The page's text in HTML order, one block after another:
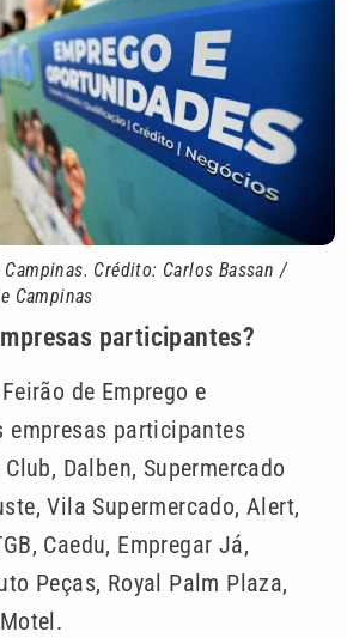
Crédito: Carlos Bassan /
Campinas
participantes?
de Emprego e
empresas participantes
Club, Dalben, Supermercado
Vila Supermercado, Alert,
Caedu, Empregar Já,
Peças, Royal Palm Plaza,